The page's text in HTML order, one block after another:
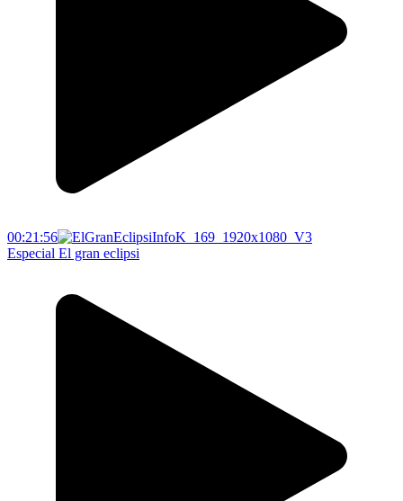
00:21:56
Especial El gran eclipsi